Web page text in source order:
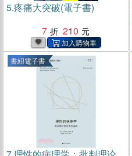
5.疼痛大突破(電子書)
7
210
書紐電子書